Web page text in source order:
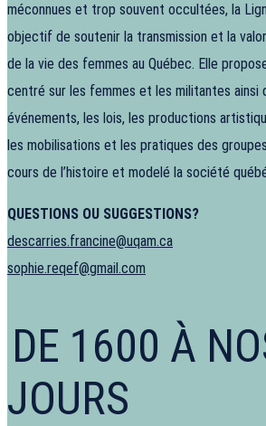
méconnues et trop souvent occultées, la
objectif de soutenir la transmission et la
de la vie des femmes au Québec. Elle
centré sur les femmes et les militantes ainsi
événements, les lois, les productions
les mobilisations et les pratiques des
cours de l’histoire et modelé la société
QUESTIONS OU SUGGESTIONS?
descarries.francine@uqam.ca
sophie.reqef@gmail.com
DE 1600 À
JOURS